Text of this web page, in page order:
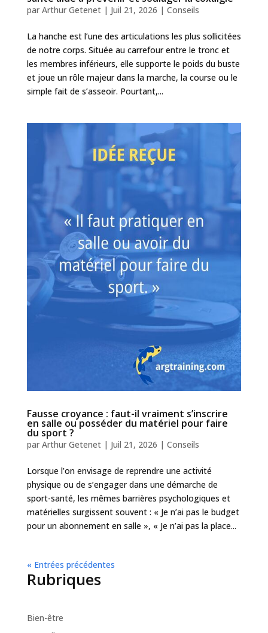
par Arthur Getenet| Juil 21, 2026 | Conseils
La hanche est l’une des articulations les plus sollicitées
de notre corps. Située au carrefour entre le tronc et
les membres inférieurs, elle supporte le poids du buste
et joue un rôle majeur dans la marche, la course ou le
simple fait de s’asseoir. Pourtant,...
Fausse croyance : faut-il vraiment s’inscrire
en salle ou posséder du matériel pour faire
du sport ?
par Arthur Getenet| Juil 21, 2026 | Conseils
Lorsque l’on envisage de reprendre une activité
physique ou de s’engager dans une démarche de
sport-santé, les mêmes barrières psychologiques et
matérielles surgissent souvent : « Je n’ai pas le budget
pour un abonnement en salle », « Je n’ai pas la place...
« Entrées précédentes
Rubriques
Bien-être